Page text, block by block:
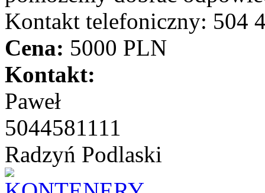
Kontakt telefoniczny: 504
Cena: 5000 PLN
Kontakt:
Paweł
5044581111
Radzyń Podlaski